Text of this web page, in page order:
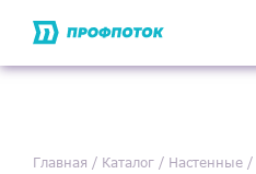
Главная Каталог Настенные